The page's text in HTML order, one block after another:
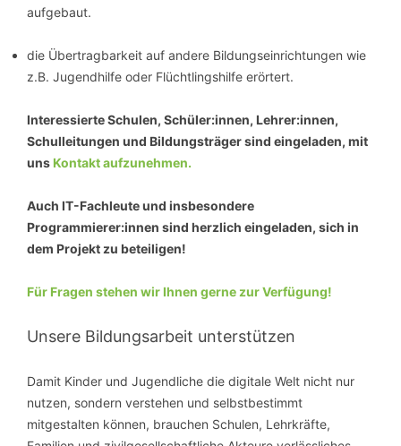
aufgebaut.
die Übertragbarkeit auf andere Bildungseinrichtungen wie
z.B. Jugendhilfe oder Flüchtlingshilfe erörtert.
Interessierte Schulen, Schüler:innen, Lehrer:innen,
Schulleitungen und Bildungsträger sind eingeladen, mit
uns Kontakt aufzunehmen.
Auch IT-Fachleute und insbesondere
Programmierer:innen sind herzlich eingeladen, sich in
dem Projekt zu beteiligen!
Für Fragen stehen wir Ihnen gerne zur Verfügung!
Unsere Bildungsarbeit unterstützen
Damit Kinder und Jugendliche die digitale Welt nicht nur
nutzen, sondern verstehen und selbstbestimmt
mitgestalten können, brauchen Schulen, Lehrkräfte,